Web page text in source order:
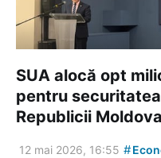
SUA alocă opt
pentru
Republicii Moldova
12 mai 2026, 16:55 #